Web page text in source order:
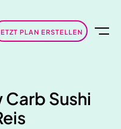
PLAN ERSTELLEN
Sushi